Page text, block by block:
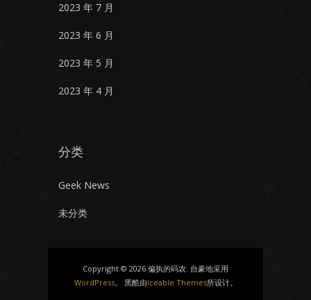
2023 年 7 月
2023 年 6 月
2023 年 5 月
2023 年 4 月
分类
Geek News
未分类
Copyright © 2026 偏执的码农. 自豪地采用
WordPress。 黑酷由Iceable Themes所设计。